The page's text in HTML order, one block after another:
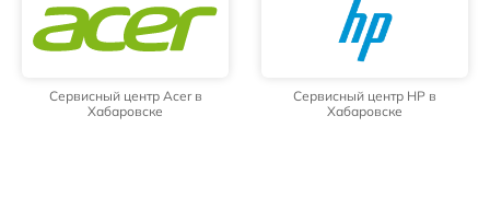
Сервисный центр Acer в
Хабаровске
Сервисный центр HP в
Хабаровске